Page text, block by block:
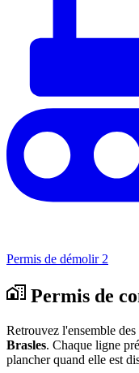
Permis de démolir 2
Permis de
Retrouvez l'ensemble des
Brasles. Chaque ligne
plancher quand elle est